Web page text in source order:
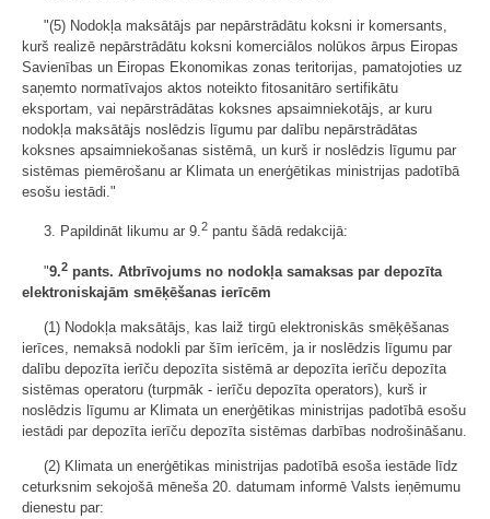
"(5) Nodokļa maksātājs par nepārstrādātu koksni ir komersants,
kurš realizē nepārstrādātu koksni komerciālos nolūkos ārpus Eiropas
Savienības un Eiropas Ekonomikas zonas teritorijas, pamatojoties uz
saņemto normatīvajos aktos noteikto fitosanitāro sertifikātu
eksportam, vai nepārstrādātas koksnes apsaimniekotājs, ar kuru
nodokļa maksātājs noslēdzis līgumu par dalību nepārstrādātas
koksnes apsaimniekošanas sistēmā, un kurš ir noslēdzis līgumu par
sistēmas piemērošanu ar Klimata un enerģētikas ministrijas padotībā
esošu iestādi."
3. Papildināt likumu ar 9.2 pantu šādā redakcijā:
"9.2 pants. Atbrīvojums no nodokļa samaksas par depozīta
elektroniskajām smēķēšanas ierīcēm
(1) Nodokļa maksātājs, kas laiž tirgū elektroniskās smēķēšanas
ierīces, nemaksā nodokli par šīm ierīcēm, ja ir noslēdzis līgumu par
dalību depozīta ierīču depozīta sistēmā ar depozīta ierīču depozīta
sistēmas operatoru (turpmāk - ierīču depozīta operators), kurš ir
noslēdzis līgumu ar Klimata un enerģētikas ministrijas padotībā esošu
iestādi par depozīta ierīču depozīta sistēmas darbības nodrošināšanu.
(2) Klimata un enerģētikas ministrijas padotībā esoša iestāde līdz
ceturksnim sekojošā mēneša 20. datumam informē Valsts ieņēmumu
dienestu par: